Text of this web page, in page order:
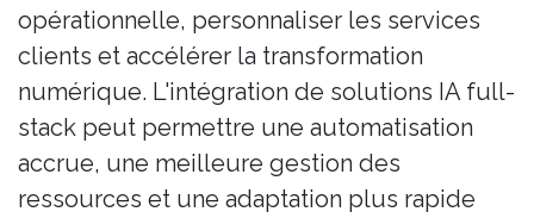
opérationnelle, personnaliser les services
clients et accélérer la transformation
numérique. L'intégration de solutions IA full-
stack peut permettre une automatisation
accrue, une meilleure gestion des
ressources et une adaptation plus rapide